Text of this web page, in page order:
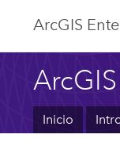
ArcGIS
Inicio